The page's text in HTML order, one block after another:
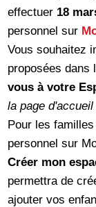
effectuer 18
personnel sur
Vous souhaitez
proposées
vous à votre
la page
Pour les
personnel sur
Créer mon
permettra de
ajouter vos